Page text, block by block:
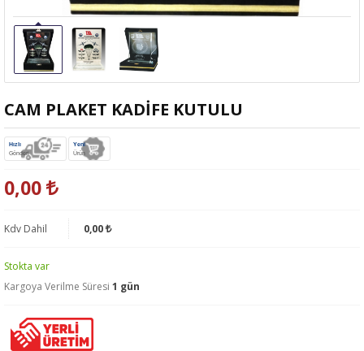
CAM PLAKET KADİFE KUTULU
Hızlı
Gönderi
Yeni
Ürün
0,00
Kdv Dahil 0,00
Stokta var
Kargoya Verilme Süresi 1 gün